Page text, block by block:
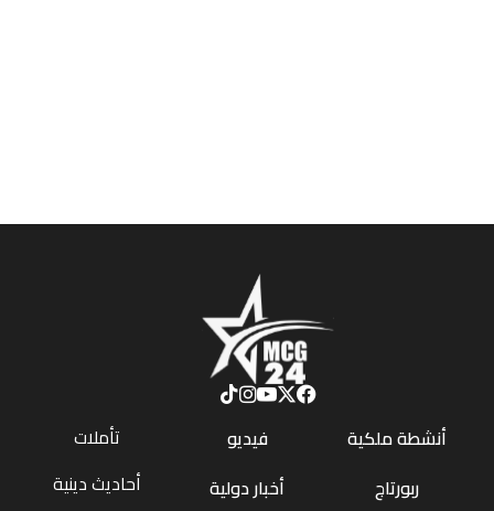
أنشطة ملكية
ربورتاج
فيديو
أخبار دولية
تأملات
أحاديث دينية